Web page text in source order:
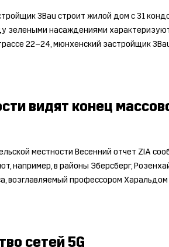
3Bau строит жилой дом с 31
насаждениями
22–24, мюнхенский застройщик
видят конец
местности Весенний отчет ZIA
например, в районы Эберсберг,
возглавляемый профессором
сетей 5G